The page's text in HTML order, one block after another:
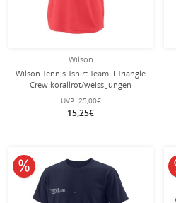
Wilson
Wilson Tennis Tshirt Team II Triangle
Crew korallrot/weiss Jungen
UVP: 25,00€
15,25€
10% reduziert